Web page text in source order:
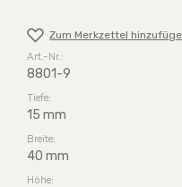
Zum Merkzettel
Art.-Nr.:
8801-9
Tiefe:
15 mm
Breite:
40 mm
Höhe: